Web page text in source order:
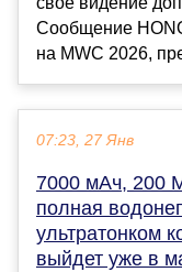
Сообщение
на MWC 2026,
07:23, 27 Янв
7000 мАч, 200
полная
ультратонком
выйдет уже в